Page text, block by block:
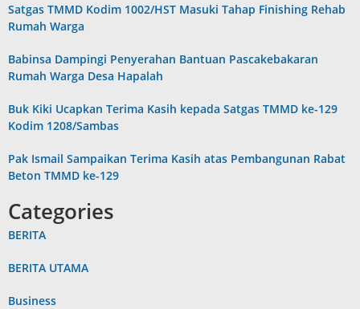
Satgas TMMD Kodim 1002/HST Masuki Tahap Finishing Rehab
Rumah Warga
Babinsa Dampingi Penyerahan Bantuan Pascakebakaran
Rumah Warga Desa Hapalah
Buk Kiki Ucapkan Terima Kasih kepada Satgas TMMD ke-129
Kodim 1208/Sambas
Pak Ismail Sampaikan Terima Kasih atas Pembangunan Rabat
Beton TMMD ke-129
Categories
BERITA
BERITA UTAMA
Business